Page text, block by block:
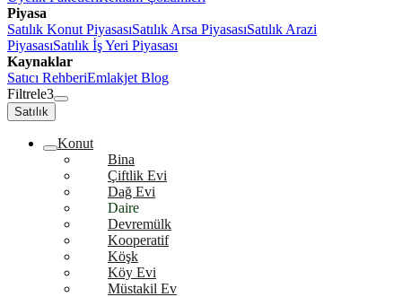
Piyasa
Satılık Konut PiyasasıSatılık Arsa PiyasasıSatılık Arazi
PiyasasıSatılık İş Yeri Piyasası
Kaynaklar
Satıcı RehberiEmlakjet Blog
Filtrele3
Satılık
Konut
Bina
Çiftlik Evi
Dağ Evi
Daire
Devremülk
Kooperatif
Köşk
Köy Evi
Müstakil Ev